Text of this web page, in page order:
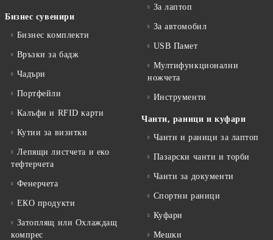
Бизнес сувенири
Бизнес комплекти
Връзки за бадж
Чадъри
Портфейли
Калъфи и RFID карти
Кутии за визитки
Лепящи листчета и еко
тефтeрчета
Фенерчета
ЕКО продукти
Затоплящ или Охлаждащ
компрес
За лаптоп
За автомобил
USB Памет
Мултифункционални
ножчета
Инструменти
Чанти, раници и куфари
Чанти и раници за лаптоп
Пазарски чанти и торби
Чанти за документи
Спортни раници
Куфари
Мешки